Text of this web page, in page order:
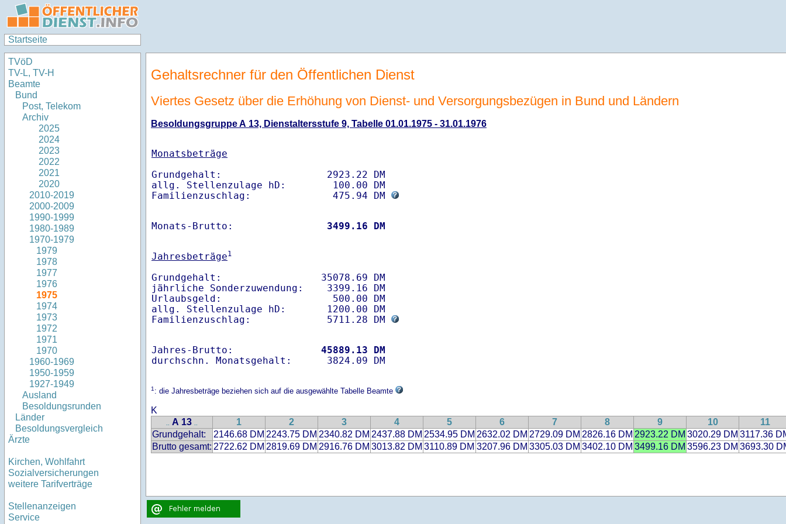
Startseite
TVöD
TV-L, TV-H
Beamte
Bund
Post, Telekom
Archiv
2025
2024
2023
2022
2021
2020
2010-2019
2000-2009
1990-1999
1980-1989
1970-1979
1979
1978
1977
1976
1975
1974
1973
1972
1971
1970
1960-1969
1950-1959
1927-1949
Ausland
Besoldungsrunden
Länder
Besoldungsvergleich
Ärzte
Kirchen, Wohlfahrt
Sozialversicherungen
weitere Tarifverträge
Stellenanzeigen
Service
Gehaltsrechner für den Öffentlichen Dienst
Viertes Gesetz über die Erhöhung von Dienst- und Versorgungsbezügen in Bund und Ländern
Besoldungsgruppe A 13, Dienstaltersstufe 9, Tabelle 01.01.1975 - 31.01.1976
Monatsbeträge
Grundgehalt:                  2923.22 DM
allg. Stellenzulage hD:        100.00 DM
Familienzuschlag:              475.94 DM
Monats-Brutto: 3499.16 DM
Jahresbeträge1
Grundgehalt:                 35078.69 DM
jährliche Sonderzuwendung:    3399.16 DM
Urlaubsgeld:                   500.00 DM
allg. Stellenzulage hD:       1200.00 DM
Familienzuschlag:             5711.28 DM
Jahres-Brutto: 45889.13 DM
1: die Jahresbeträge beziehen sich auf die ausgewählte Tabelle Beamte
K
.. A 13 .. 1 2 3 4 5 6 7 8 9 10
11
Grundgehalt:
2146.68 DM 2243.75 DM 2340.82 DM 2437.88 DM 2534.95 DM 2632.02 DM 2729.09 DM 2826.16 DM 2923.22 DM 3020.29 DM 3117.36
Brutto gesamt: 2722.62 DM 2819.69 DM 2916.76 DM 3013.82 DM 3110.89 DM 3207.96 DM 3305.03 DM 3402.10 DM 3499.16 DM 3596.23 DM 3693.30